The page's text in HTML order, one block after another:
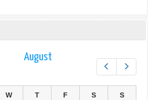
August
W T F S S